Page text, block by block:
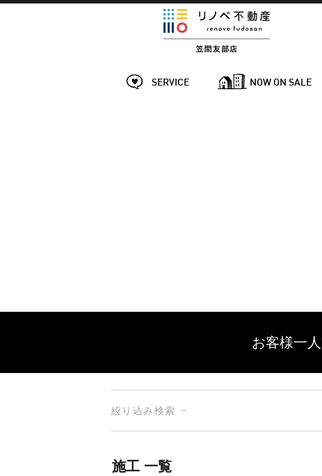
SERVICE NOW ON SALE
お客様一
絞り込み検索
施工 一覧